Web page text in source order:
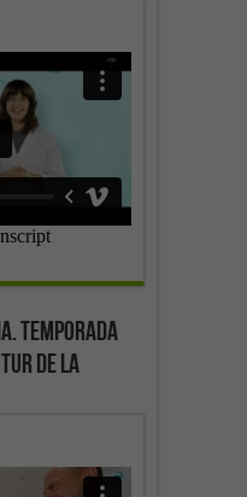
Temporada
de la